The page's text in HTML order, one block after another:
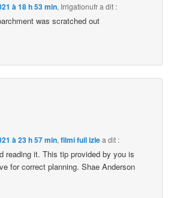
à 18 h 53 min, Irrigationufra dit :
was scratched out
à 23 h 57 min,filmi full izlea dit :
reading it. This tip provided by you is
for correct planning. Shae Anderson